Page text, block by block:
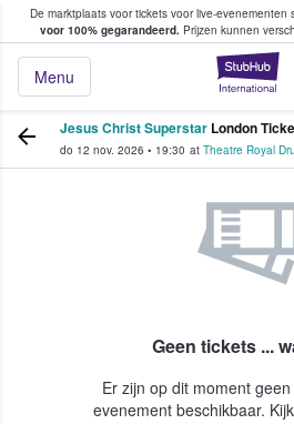
De marktplaats voor tickets voor live-evenementen
voor 100% gegarandeerd.Prijzen kunnen
Menu
tickets kopen en
Jesus Christ Superstar London
do 12 nov. 2026 • 19:30 at Theatre Royal
Geen tickets ...
Er zijn op dit moment
evenement beschikbaar.